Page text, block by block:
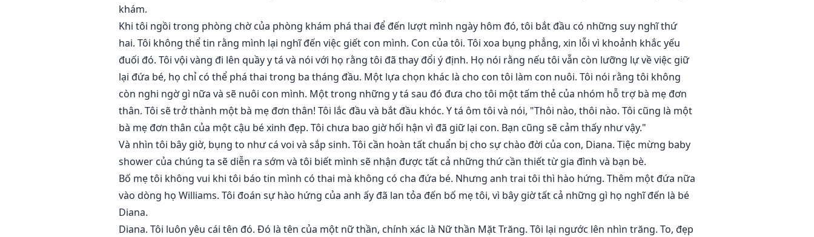
khám.
Khi tôi ngồi trong phòng chờ của phòng khám phá thai để đến lượt mình ngày hôm đó, tôi bắt đầu có những suy nghĩ thứ
hai. Tôi không thể tin rằng mình lại nghĩ đến việc giết con mình. Con của tôi. Tôi xoa bụng phẳng, xin lỗi vì khoảnh khắc yếu
đuối đó. Tôi vội vàng đi lên quầy y tá và nói với họ rằng tôi đã thay đổi ý định. Họ nói rằng nếu tôi vẫn còn lưỡng lự về việc giữ
lại đứa bé, họ chỉ có thể phá thai trong ba tháng đầu. Một lựa chọn khác là cho con tôi làm con nuôi. Tôi nói rằng tôi không
còn nghi ngờ gì nữa và sẽ nuôi con mình. Một trong những y tá sau đó đưa cho tôi một tấm thẻ của nhóm hỗ trợ bà mẹ đơn
thân. Tôi sẽ trở thành một bà mẹ đơn thân! Tôi lắc đầu và bắt đầu khóc. Y tá ôm tôi và nói, "Thôi nào, thôi nào. Tôi cũng là một
bà mẹ đơn thân của một cậu bé xinh đẹp. Tôi chưa bao giờ hối hận vì đã giữ lại con. Bạn cũng sẽ cảm thấy như vậy."
Và nhìn tôi bây giờ, bụng to như cá voi và sắp sinh. Tôi cần hoàn tất chuẩn bị cho sự chào đời của con, Diana. Tiệc mừng baby
shower của chúng ta sẽ diễn ra sớm và tôi biết mình sẽ nhận được tất cả những thứ cần thiết từ gia đình và bạn bè.
Bố mẹ tôi không vui khi tôi báo tin mình có thai mà không có cha đứa bé. Nhưng anh trai tôi thì hào hứng. Thêm một đứa nữa
vào dòng họ Williams. Tôi đoán sự hào hứng của anh ấy đã lan tỏa đến bố mẹ tôi, vì bây giờ tất cả những gì họ nghĩ đến là bé
Diana.
Diana. Tôi luôn yêu cái tên đó. Đó là tên của một nữ thần, chính xác là Nữ thần Mặt Trăng. Tôi lại ngước lên nhìn trăng. To, đẹp